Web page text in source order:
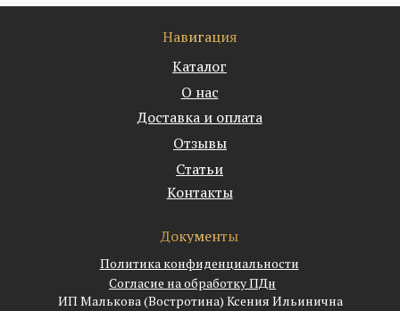
Навигация
Каталог
О нас
Доставка и оплата
ИП Малькова (Востротина) Ксения Ильинична
Политика конфиденциальности
Отзывы
Статьи
Контакты
Документы
Согласие на обработку ПДн